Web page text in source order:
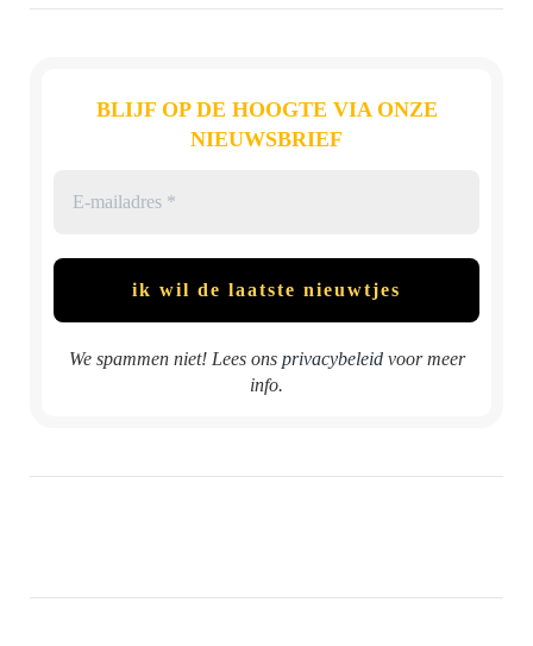
BLIJF OP DE HOOGTE VIA ONZE
NIEUWSBRIEF
We spammen niet! Lees ons privacybeleidvoor meer
info.